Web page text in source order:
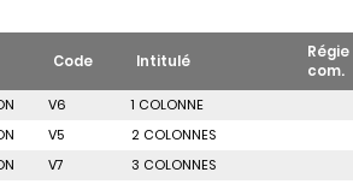
Code Intitulé
Régie
com.
V6 1 COLONNE
V5 2 COLONNES
V7 3 COLONNES